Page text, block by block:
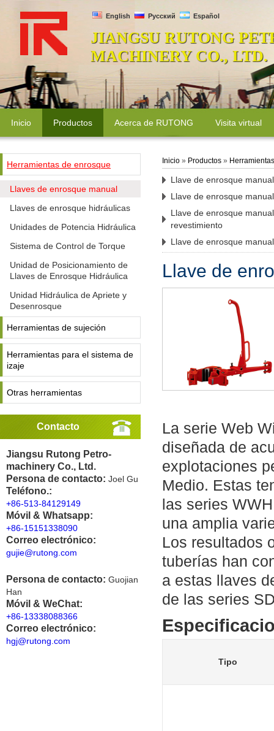
English Русский Español
JIANGSU RUTONG
MACHINERY CO., LTD.
Inicio Productos Acerca de RUTONG Visita virtual
Herramientas de enrosque
Llaves de enrosque manual
Llaves de enrosque hidráulicas
Unidades de Potencia Hidráulica
Sistema de Control de Torque
Unidad de Posicionamiento de
Llaves de Enrosque Hidráulica
Unidad Hidráulica de Apriete y
Desenrosque
Herramientas de sujeción
Herramientas para el sistema de
izaje
Otras herramientas
Contacto
Jiangsu Rutong Petro-
machinery Co., Ltd.
Persona de contacto: Joel Gu
Teléfono.:
+86-513-84129149
Móvil & Whatsapp:
+86-15151338090
Correo electrónico:
gujie@rutong.com
Persona de contacto: Guojian
Han
Móvil & WeChat:
+86-13338088366
Correo electrónico:
hgj@rutong.com
Inicio » Productos »
Llave de enrosque
Llave de enrosque
Llave de enrosque
revestimiento
Llave de enrosque
Llave de
La serie Web
diseñada de
explotaciones
Medio. Estas
las series
una amplia
Los resultados
tuberías han
a estas llaves
de las series
Tipo